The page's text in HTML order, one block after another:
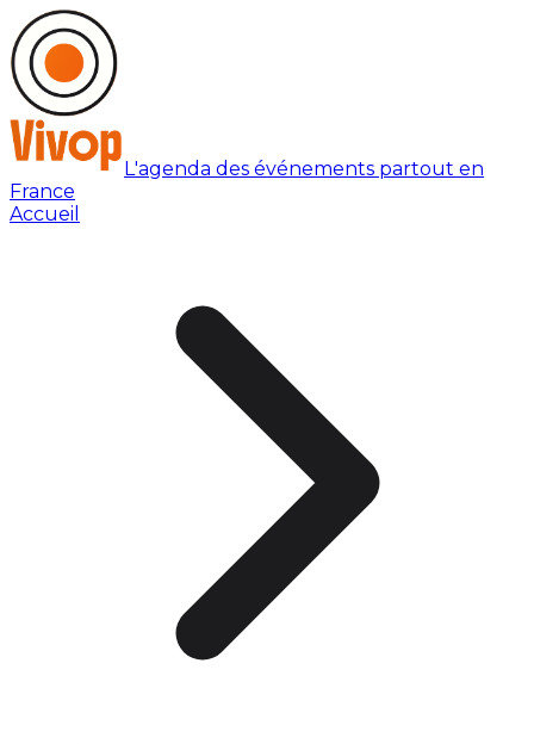
L'agenda des événements partout en
France
Accueil